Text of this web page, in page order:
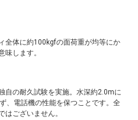
全体に約100kgfの面荷重が均等にか
味します。
自の耐久試験を実施。水深約2.0mに
、電話機の性能を保つことです。全
はございません。